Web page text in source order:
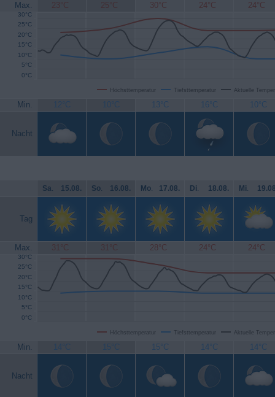
Max. 23°C 25°C 30°C 24°C 24°C
Höchsttemperatur Tiefsttemperatur Aktuelle
0°C
5°C
10°C
15°C
20°C
25°C
30°C
Min. 12°C 10°C 13°C 16°C 10°C
Nacht
Sa. 15.08. So. 16.08. Mo. 17.08. Di. 18.08. Mi.
Tag
Max. 31°C 31°C 28°C 24°C 24°C
Höchsttemperatur Tiefsttemperatur Aktuelle
0°C
5°C
10°C
15°C
20°C
25°C
30°C
Min. 14°C 15°C 15°C 14°C 14°C
Nacht